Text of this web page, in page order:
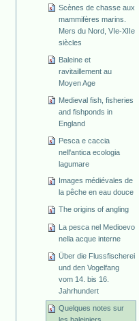
Scènes de chasse aux
mammifères marins.
Mers du Nord, VIe-XIIe
siècles
Baleine et
ravitaillement au
Moyen Age
Medieval fish, fisheries
and fishponds in
England
Pesca e caccia
nell'antica ecologia
lagumare
Images médiévales de
la pêche en eau douce
The origins of angling
La pesca nel Medioevo
nella acque interne
Über die Flussfischerei
und den Vogelfang
vom 14. bis 16.
Jahrhundert
Quelques notes sur